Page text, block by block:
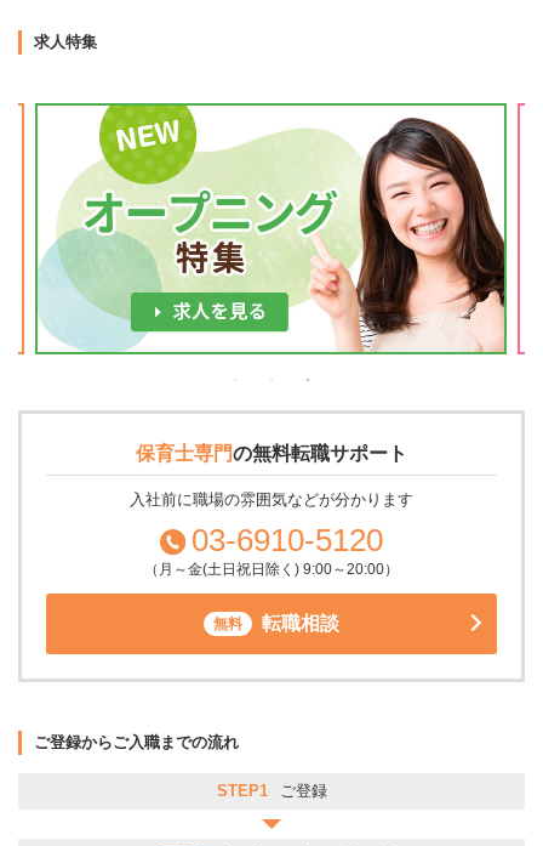
求人特集
保育士専門の無料転職サポート
入社前に職場の雰囲気などが分かります
03-6910-5120
（月～金(土日祝日除く) 9:00～20:00）
無料 転職相談
ご登録からご入職までの流れ
STEP1 ご登録